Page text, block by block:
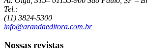
Tel.:
(11) 3824-5300
info@arandaeditora.com.br
Nossas revistas